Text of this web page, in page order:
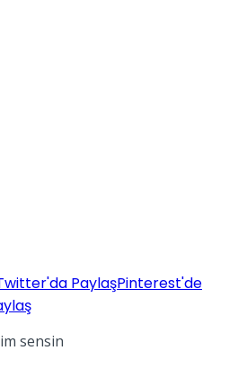
PaylaşPinterest'de